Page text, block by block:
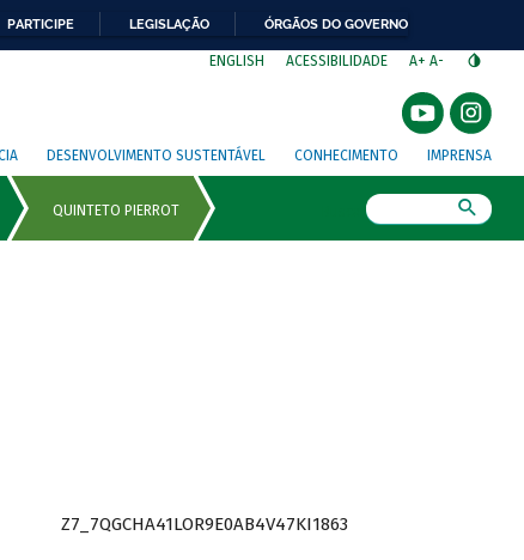
PARTICIPE LEGISLAÇÃO ÓRGÃOS DO GOVERNO
ENGLISH ACESSIBILIDADE A+ A-
DESENVOLVIMENTO SUSTENTÁVEL CONHECIMENTO IMPRENSA
Z7_7QGCHA41LOR9E0AB4V47KI1863